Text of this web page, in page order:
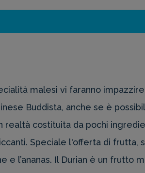
malesi vi faranno
Buddista, anche se è
costituita da pochi
Speciale l'offerta di frutta,
e l’ananas. Il Durian è un frutto